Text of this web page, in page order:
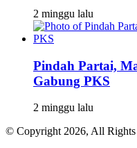
2 minggu lalu
Pindah Partai,
Gabung PKS
2 minggu lalu
© Copyright 2026, All